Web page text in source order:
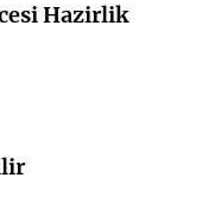
Hazirlik